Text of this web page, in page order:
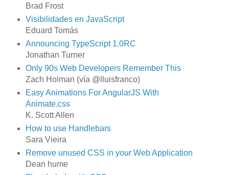
Brad Frost
Visibilidades en JavaScript
Eduard Tomás
Announcing TypeScript 1.0RC
Jonathan Turner
Only 90s Web Developers Remember This
Zach Holman (vía @lluisfranco)
Easy Animations For AngularJS With
Animate.css
K. Scott Allen
How to use Handlebars
Sara Vieira
Remove unused CSS in your Web Application
Dean hume